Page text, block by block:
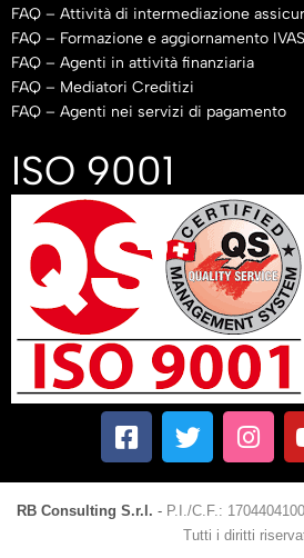
FAQ – Attività di intermediazione
FAQ – Formazione e aggiornamento
FAQ – Agenti in attività finanziaria
FAQ – Mediatori Creditizi
FAQ – Agenti nei servizi di pagamento
ISO 9001
RB Consulting S.r.l. - P.I./C.F.:
Tutti i diritti